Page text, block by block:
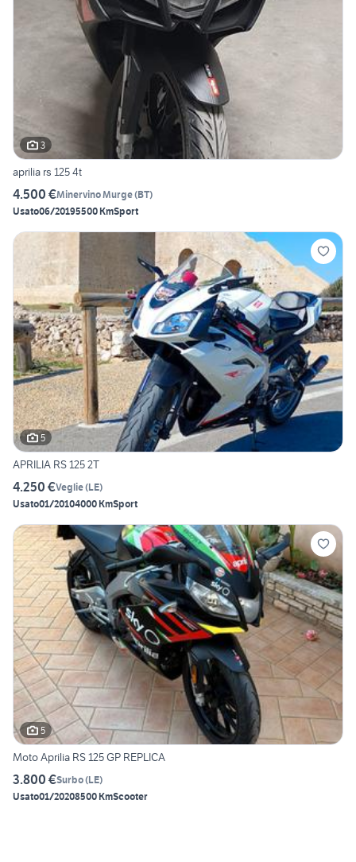
3
aprilia rs 125 4t
4.500 €Minervino Murge(BT)
Usato06/20195500 KmSport
5
APRILIA RS 125 2T
4.250 €Veglie(LE)
Usato01/20104000 KmSport
5
Moto Aprilia RS 125 GP REPLICA
3.800 €Surbo(LE)
Usato01/20208500 KmScooter